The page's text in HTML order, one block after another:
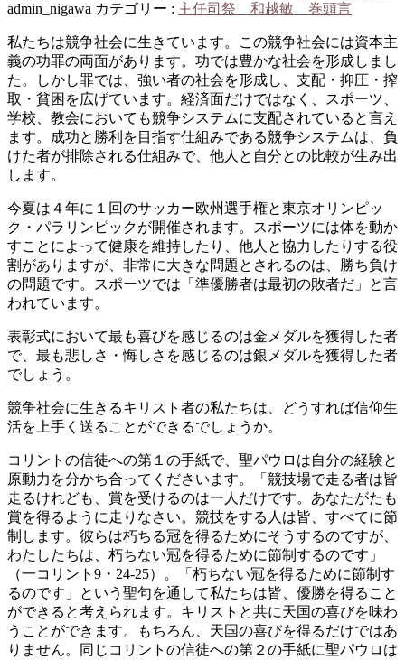
admin_nigawa カテゴリー : 主任司祭 和越敏 巻頭言
私たちは競争社会に生きています。この競争社会には資本主
義の功罪の両面があります。功では豊かな社会を形成しまし
た。しかし罪では、強い者の社会を形成し、支配・抑圧・搾
取・貧困を広げています。経済面だけではなく、スポーツ、
学校、教会においても競争システムに支配されていると言え
ます。成功と勝利を目指す仕組みである競争システムは、負
けた者が排除される仕組みで、他人と自分との比較が生み出
します。
今夏は４年に１回のサッカー欧州選手権と東京オリンピッ
ク・パラリンピックが開催されます。スポーツには体を動か
すことによって健康を維持したり、他人と協力したりする役
割がありますが、非常に大きな問題とされるのは、勝ち負け
の問題です。スポーツでは「準優勝者は最初の敗者だ」と言
われています。
表彰式において最も喜びを感じるのは金メダルを獲得した者
で、最も悲しさ・悔しさを感じるのは銀メダルを獲得した者
でしょう。
競争社会に生きるキリスト者の私たちは、どうすれば信仰生
活を上手く送ることができるでしょうか。
コリントの信徒への第１の手紙で、聖パウロは自分の経験と
原動力を分かち合ってくださいます。「競技場で走る者は皆
走るけれども、賞を受けるのは一人だけです。あなたがたも
賞を得るように走りなさい。競技をする人は皆、すべてに節
制します。彼らは朽ちる冠を得るためにそうするのですが、
わたしたちは、朽ちない冠を得るために節制するのです」
（一コリント9・24-25）。「朽ちない冠を得るために節制す
るのです」という聖句を通して私たちは皆、優勝を得ること
ができると考えられます。キリストと共に天国の喜びを味わ
うことができます。もちろん、天国の喜びを得るだけではあ
りません。同じコリントの信徒への第２の手紙に聖パウロは